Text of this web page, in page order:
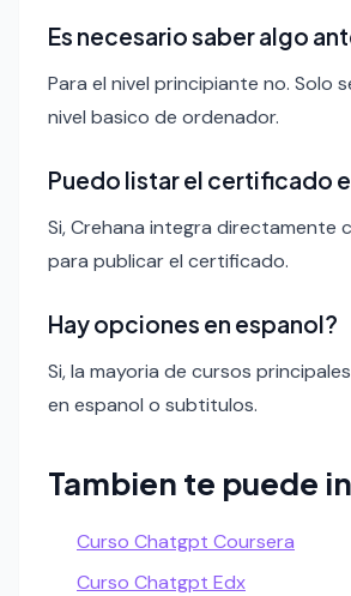
Es necesario saber algo
Para el nivel principiante no. Solo
nivel basico de ordenador.
Puedo listar el certificado
Si, Crehana integra directamente
para publicar el certificado.
Hay opciones en espanol?
Si, la mayoria de cursos
en espanol o subtitulos.
Tambien te puede
Curso Chatgpt Coursera
Curso Chatgpt Edx